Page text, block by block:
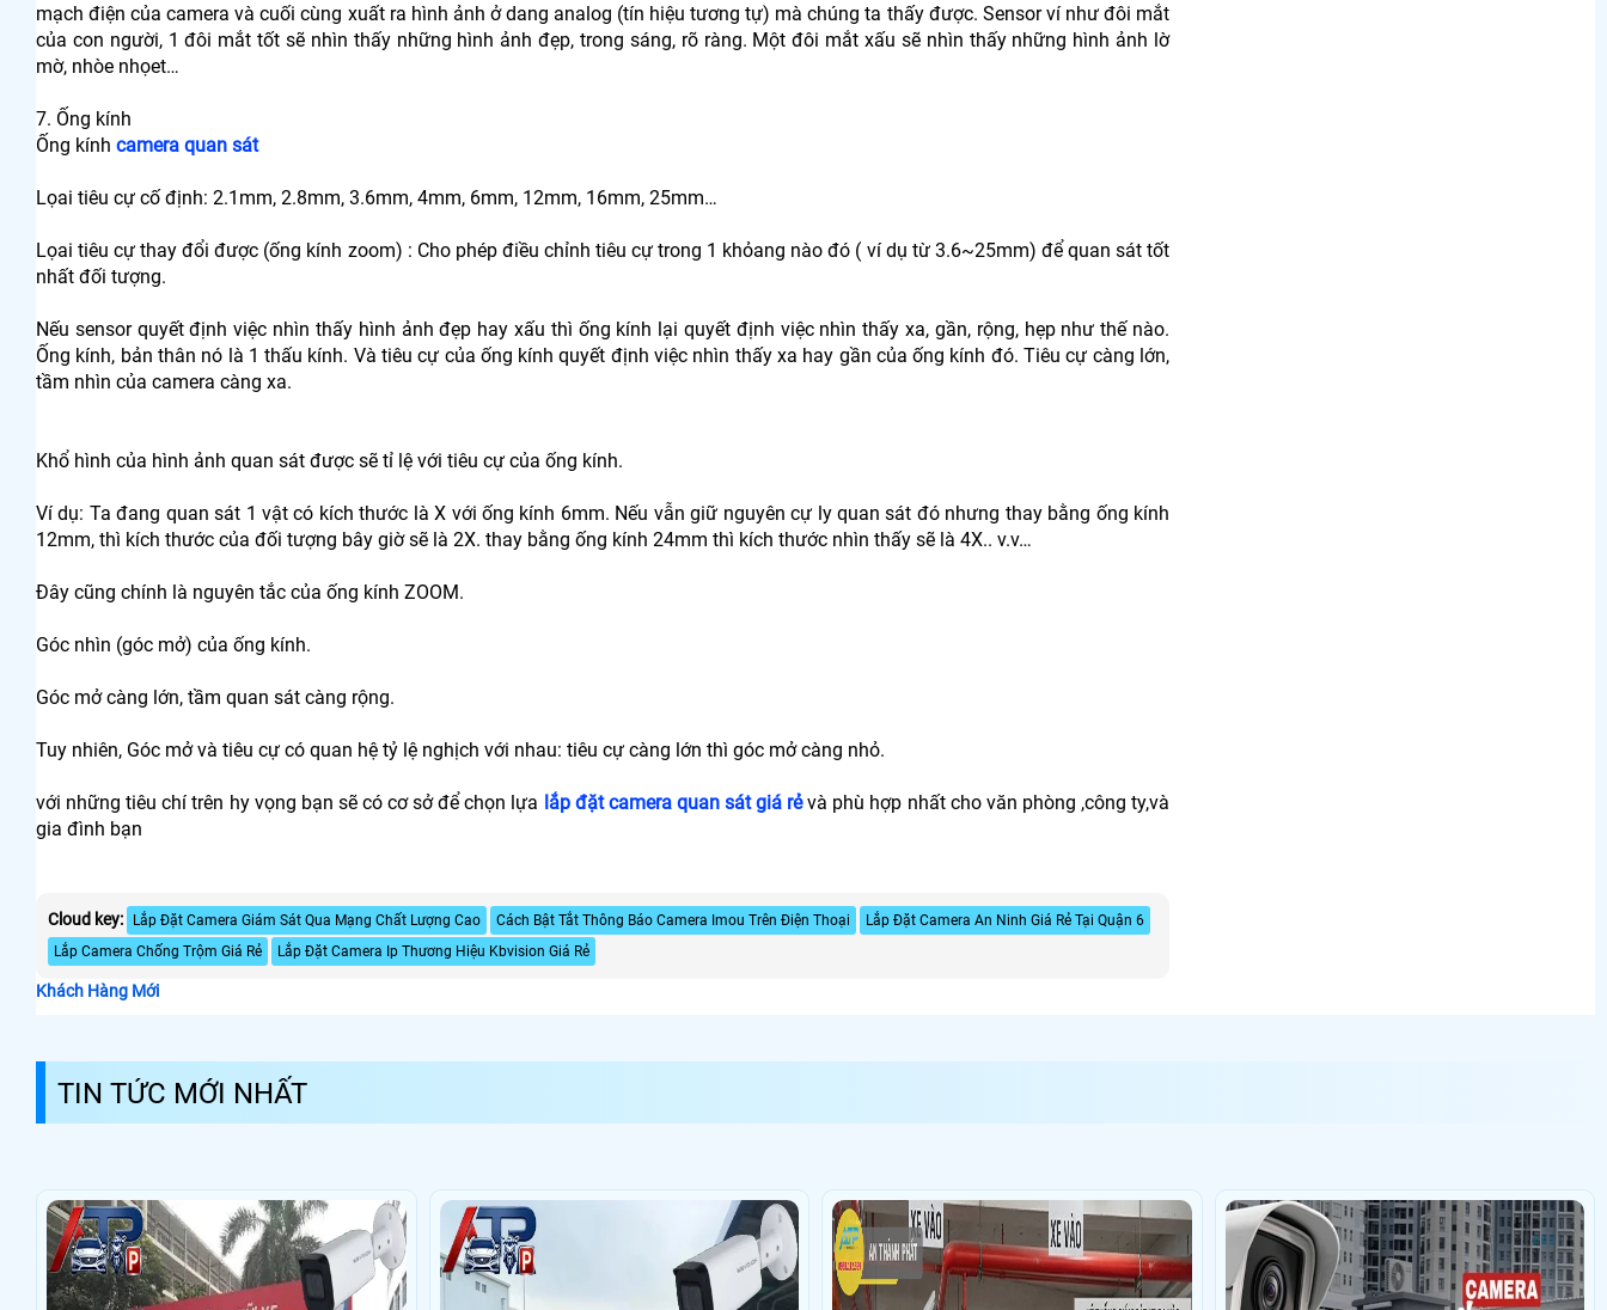
mạch điện của camera và cuối cùng xuất ra hình ảnh ở dang analog (tín hiệu tương tự) mà chúng ta thấy được. Sensor ví như đôi mắt
của con người, 1 đôi mắt tốt sẽ nhìn thấy những hình ảnh đẹp, trong sáng, rõ ràng. Một đôi mắt xấu sẽ nhìn thấy những hình ảnh lờ
mờ, nhòe nhọet…
7. Ống kính
Ống kính camera quan sát
Lọai tiêu cự cố định: 2.1mm, 2.8mm, 3.6mm, 4mm, 6mm, 12mm, 16mm, 25mm…
Lọai tiêu cự thay đổi được (ống kính zoom) : Cho phép điều chỉnh tiêu cự trong 1 khỏang nào đó ( ví dụ từ 3.6~25mm) để quan sát tốt
nhất đối tượng.
Nếu sensor quyết định việc nhìn thấy hình ảnh đẹp hay xấu thì ống kính lại quyết định việc nhìn thấy xa, gần, rộng, hẹp như thế nào.
Ống kính, bản thân nó là 1 thấu kính. Và tiêu cự của ống kính quyết định việc nhìn thấy xa hay gần của ống kính đó. Tiêu cự càng lớn,
tầm nhìn của camera càng xa.
Khổ hình của hình ảnh quan sát được sẽ tỉ lệ với tiêu cự của ống kính.
Ví dụ: Ta đang quan sát 1 vật có kích thước là X với ống kính 6mm. Nếu vẫn giữ nguyên cự ly quan sát đó nhưng thay bằng ống kính
12mm, thì kích thước của đối tượng bây giờ sẽ là 2X. thay bằng ống kính 24mm thì kích thước nhìn thấy sẽ là 4X.. v.v…
Đây cũng chính là nguyên tắc của ống kính ZOOM.
Góc nhìn (góc mở) của ống kính.
Góc mở càng lớn, tầm quan sát càng rộng.
Tuy nhiên, Góc mở và tiêu cự có quan hệ tỷ lệ nghịch với nhau: tiêu cự càng lớn thì góc mở càng nhỏ.
với những tiêu chí trên hy vọng bạn sẽ có cơ sở để chọn lựa lắp đặt camera quan sát giá rẻvà phù hợp nhất cho văn phòng ,công ty,và
gia đình bạn
Cloud key: Lắp Đặt Camera Giám Sát Qua Mạng Chất Lượng Cao Cách Bật Tắt Thông Báo Camera Imou Trên Điện Thoại
Lắp Đặt Camera An Ninh Giá Rẻ Tại Quận 6
Lắp Camera Chống Trộm Giá Rẻ
Lắp Đặt Camera Ip Thương Hiệu Kbvision Giá Rẻ
Khách Hàng Mới
TIN TỨC MỚI NHẤT